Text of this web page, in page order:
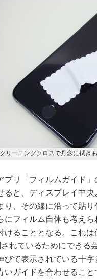
クリーニングクロスで丹念に拭き
リ「フィルムガイド」
ると、ディスプレイ中
り、その線に沿って貼
にフィルム自体も考え
けることとなる。これ
れているためにできる
びて表示されている十字
いガイドを合わせること